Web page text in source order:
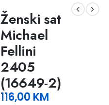
Ženski sat
Michael
Fellini
2405
(16649-2)
116,00 KM